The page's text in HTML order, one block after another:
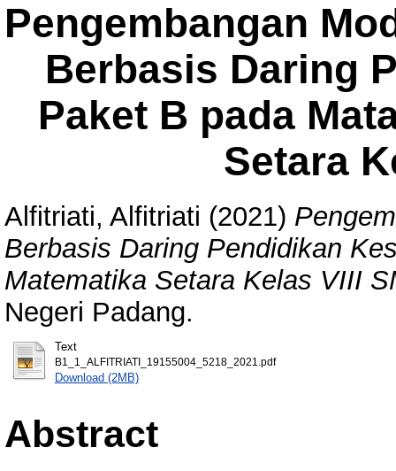
Pengembangan
Berbasis Daring
Paket B pada
Setara
Alfitriati, Alfitriati (2021)
Berbasis Daring Pendidikan
Matematika Setara Kelas VIII
Negeri Padang.
Text
B1_1_ALFITRIATI_19155004_5218_2021.pdf
Download (2MB)
Abstract